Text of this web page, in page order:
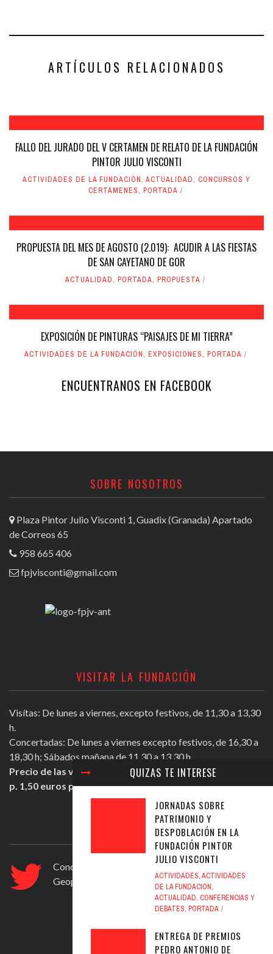
en en
ARTÍCULOS RELACIONADOS
FALLO DEL JURADO DEL V CERTAMEN DE RELATO DE LA FUNDACIÓN
PINTOR JULIO VISCONTI
ACTIVIDADES DE LA FUNDACIÓN, ACTUALIDAD, CONCURSOS Y
CERTÁMENES, PORTADA
PROPUESTA DEL MES DE AGOSTO (2.019): ACUDIR A LAS FIESTAS
DE SAN CAYETANO DE GOR
ACTUALIDAD, PORTADA, PROPUESTA
EXPOSICIÓN DE PINTURAS “PAISAJES DE MI TIERRA”
ACTIVIDADES DE LA FUNDACIÓN, EXPOSICIONES, PORTADA
QUIZAS TE INTERESE
JORNADAS SOBRE
PATRIMONIO Y
DESPOBLACIÓN EN LA
FUNDACIÓN PINTOR
JULIO VISCONTI
ACTIVIDADES,ACTIVIDADES
DE LA FUNDACIÓN,
ACTUALIDAD, CONFERENCIAS Y
DEBATES, PORTADA
ENTREGA DE PREMIOS
PEDRO ANTONIO DE
ENCUENTRANOS EN FACEBOOK
SOBRE NOSOTROS
Plaza Pintor Julio Visconti 1, Guadix (Granada) Apartado
de Correos 65
958 665 406
fpjvisconti@gmail.com
VISITAR LA FUNDACIÓN
Visítas: De lunes a viernes, excepto festivos, de 11,30 a 13,30
h.
Concertadas: De lunes a viernes excepto festivos, de 16,30 a
18,30 h; Sábados mañana de 11,30 a 13,30 h.
Precio de las visitas: Individual 2 euros. Grupos + de 10
p. 1,50 euros persona.
ULTIMOS TWEETS
Conocer Guadix y comarca, ficha nº 83. El
Geoparque de Granada
https://t.co/ad6594yfVv